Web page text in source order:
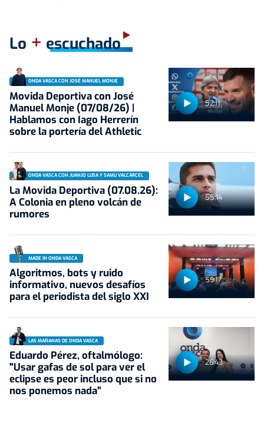
Lo + escuchado
52:11
ONDA VASCA CON JOSÉ MANUEL MONJE
Movida Deportiva con José
Manuel Monje (07/08/26) |
Hablamos con Iago Herrerín
sobre la portería del Athletic
55:14
ONDA VASCA CON JUANJO LUSA Y SAMU VALCÁRCEL
La Movida Deportiva (07.08.26):
A Colonia en pleno volcán de
rumores
59:17
MADE IN ONDA VASCA
Algoritmos, bots y ruido
informativo, nuevos desafíos
para el periodista del siglo XXI
26:43
LAS MAÑANAS DE ONDA VASCA
Eduardo Pérez, oftalmólogo:
"Usar gafas de sol para ver el
eclipse es peor incluso que si no
nos ponemos nada"